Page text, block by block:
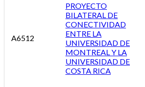
A6512
PROYECTO
BILATERAL DE
CONECTIVIDAD
ENTRE LA
UNIVERSIDAD DE
MONTREAL Y LA
UNIVERSIDAD DE
COSTA RICA